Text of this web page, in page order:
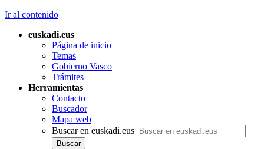
Ir al contenido
euskadi.eus
Página de inicio
Temas
Gobierno Vasco
Trámites
Herramientas
Contacto
Buscador
Mapa web
Buscar en euskadi.eus